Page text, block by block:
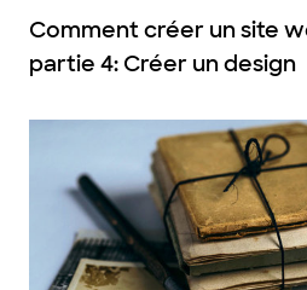
Comment créer un site
partie 4: Créer un design